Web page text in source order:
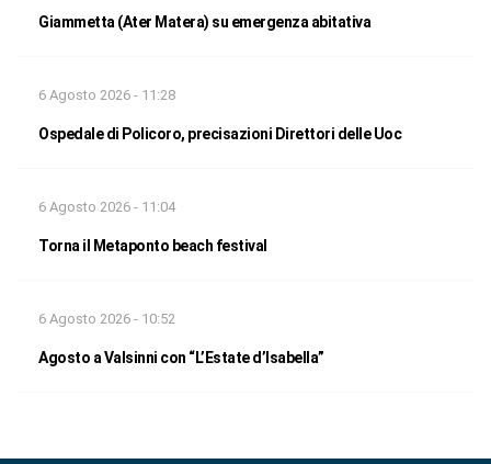
Giammetta (Ater Matera) su emergenza abitativa
6 Agosto 2026 - 11:28
Ospedale di Policoro, precisazioni Direttori delle Uoc
6 Agosto 2026 - 11:04
Torna il Metaponto beach festival
6 Agosto 2026 - 10:52
Agosto a Valsinni con “L’Estate d’Isabella”